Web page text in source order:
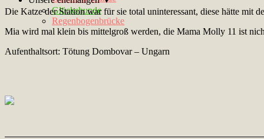
Glückshunde
Regenbogenbrücke
Die Katze der Station war für sie total uninteressant, diese hätte mit
Mia wird mal klein bis mittelgroß werden, die Mama Molly 11 ist
Aufenthaltsort: Tötung Dombovar – Ungarn